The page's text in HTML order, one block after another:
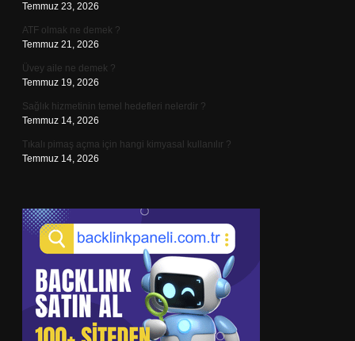
Temmuz 23, 2026
ATF olmak ne demek ?
Temmuz 21, 2026
Üvey aile ne demek ?
Temmuz 19, 2026
Sağlık hizmetinin temel hedefleri nelerdir ?
Temmuz 14, 2026
Tıkalı pimaş açma için hangi kimyasal kullanılır ?
Temmuz 14, 2026